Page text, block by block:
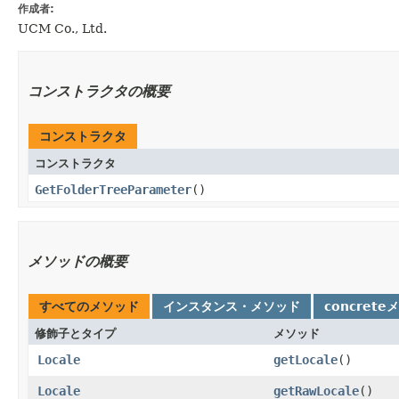
作成者:
UCM Co., Ltd.
コンストラクタの概要
コンストラクタ
コンストラクタ
GetFolderTreeParameter()
メソッドの概要
すべてのメソッド インスタンス・メソッド concreteメ
修飾子とタイプ メソッド
Locale getLocale()
Locale
getRawLocale()